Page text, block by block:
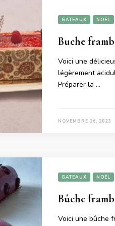
GATEAUX NOËL
Buche
Voici une
légèrement
Préparer la …
NOVEMBRE 26, 2023
GATEAUX NOËL
Bûche
Voici une bûche